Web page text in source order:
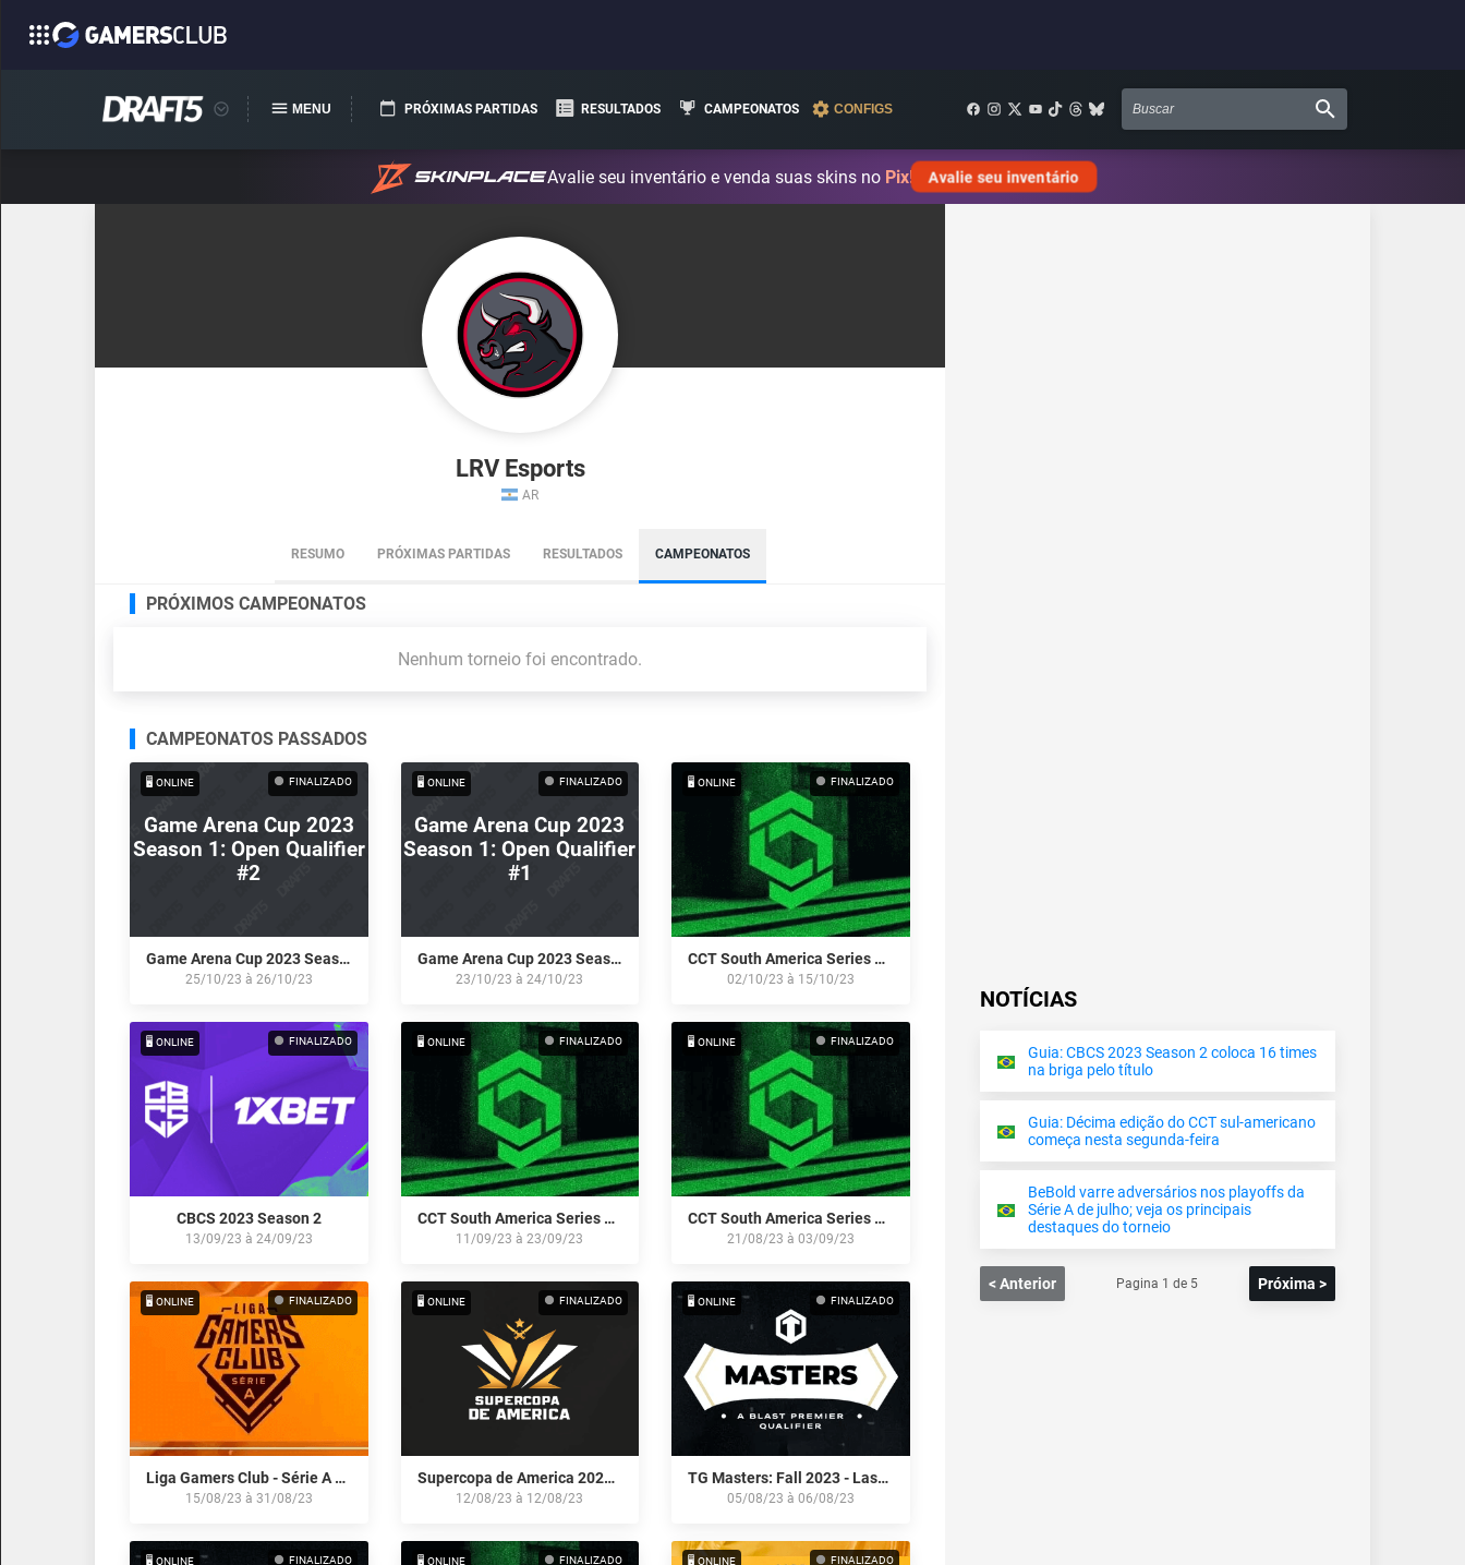
MENU PRÓXIMAS PARTIDAS RESULTADOS CAMPEONATOS CONFIGS
Avalie seu inventário e venda suas skins no Pix! Avalie seu inventário
LRV Esports
AR
RESUMO PRÓXIMAS PARTIDAS RESULTADOS CAMPEONATOS
PRÓXIMOS CAMPEONATOS
Nenhum torneio foi encontrado.
CAMPEONATOS PASSADOS
Game Arena Cup 2023
Season 1: Open Qualifier
#2
FINALIZADO
🖥️ ONLINE
Game Arena Cup 2023 Season 1: Open Qualifier #2
25/10/23 à 26/10/23
Game Arena Cup 2023
Season 1: Open Qualifier
#1
FINALIZADO
🖥️ ONLINE
Game Arena Cup 2023 Season 1: Open Qualifier #1
23/10/23 à24/10/23
FINALIZADO
🖥️ ONLINE
CCT South America Series #12
02/10/23 à 15/10/23
FINALIZADO
🖥️ ONLINE
CBCS 2023 Season 2
13/09/23 à 24/09/23
FINALIZADO
🖥️ ONLINE
CCT South America Series #11
11/09/23 à23/09/23
FINALIZADO
🖥️ ONLINE
CCT South America Series #10
21/08/23 à03/09/23
FINALIZADO
🖥️ ONLINE
Liga Gamers Club - Série A by Itaú: Agosto/23
15/08/23 à 31/08/23
FINALIZADO
🖥️ ONLINE
Supercopa de America 2023: Last Chance Qualifier
12/08/23 à 12/08/23
FINALIZADO
🖥️ ONLINE
TG Masters: Fall 2023 - Last Chance Qualifier
05/08/23 à06/08/23
FINALIZADO
🖥️ ONLINE FINALIZADO
🖥️ ONLINE FINALIZADO
🖥️ ONLINE
NOTÍCIAS
Guia: CBCS 2023 Season 2 coloca 16 times
na briga pelo título
Guia: Décima edição do CCT sul-americano
começa nesta segunda-feira
BeBold varre adversários nos playoffs da
Série A de julho; veja os principais
destaques do torneio
< Anterior Pagina 1 de 5 Próxima >